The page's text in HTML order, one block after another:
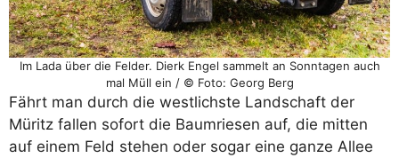
Im Lada über die Felder. Dierk Engel sammelt an Sonntagen auch
mal Müll ein / © Foto: Georg Berg
Fährt man durch die westlichste Landschaft der
Müritz fallen sofort die Baumriesen auf, die mitten
auf einem Feld stehen oder sogar eine ganze Allee